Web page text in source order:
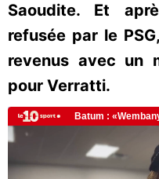
Saoudite. Et
refusée par le
revenus avec un
pour Verratti.